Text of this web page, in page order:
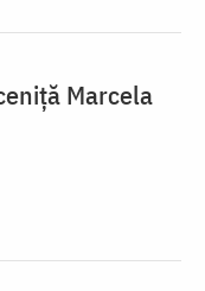
Marcela